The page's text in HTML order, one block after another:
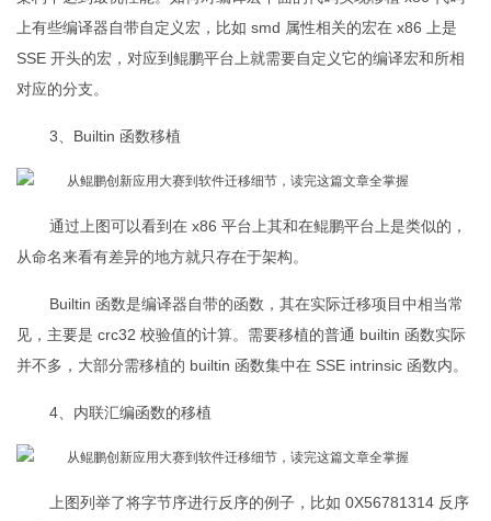
上有些编译器自带自定义宏，比如 smd 属性相关的宏在 x86 上是
SSE 开头的宏，对应到鲲鹏平台上就需要自定义它的编译宏和所相
对应的分支。
3、Builtin 函数移植
通过上图可以看到在 x86 平台上其和在鲲鹏平台上是类似的，
从命名来看有差异的地方就只存在于架构。
Builtin 函数是编译器自带的函数，其在实际迁移项目中相当常
见，主要是 crc32 校验值的计算。需要移植的普通 builtin 函数实际
并不多，大部分需移植的 builtin 函数集中在 SSE intrinsic 函数内。
4、内联汇编函数的移植
上图列举了将字节序进行反序的例子，比如 0X56781314 反序